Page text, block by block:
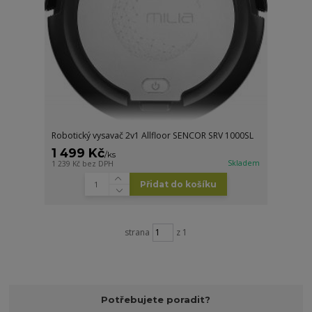
Robotický vysavač 2v1 Allfloor SENCOR SRV 1000SL
1 499 Kč/ks
1 239 Kč bez DPH Skladem
Přidat do košíku
strana z 1
Potřebujete poradit?